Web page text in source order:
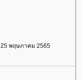
25 พฤษภาคม 2565